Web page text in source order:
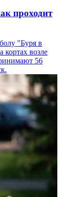
проходит
"Буря в
возле
56